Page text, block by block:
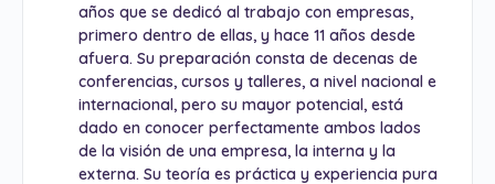
años que se dedicó al trabajo con empresas,
primero dentro de ellas, y hace 11 años desde
afuera. Su preparación consta de decenas de
conferencias, cursos y talleres, a nivel nacional e
internacional, pero su mayor potencial, está
dado en conocer perfectamente ambos lados
de la visión de una empresa, la interna y la
externa. Su teoría es práctica y experiencia pura